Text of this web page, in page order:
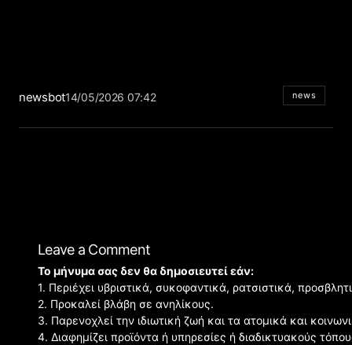
newsbot14/05/2026 07:42 news
Leave a Comment
Το μήνυμα σας δεν θα δημοσιευτεί εάν:
1. Περιέχει υβριστικά, συκοφαντικά, ρατσιστικά,
2. Προκαλεί βλάβη σε ανηλίκους.
3. Παρενοχλεί την ιδιωτική ζωή και τα ατομικά και
4. Διαφημίζει προϊόντα ή υπηρεσίες ή διαδικτυακούς